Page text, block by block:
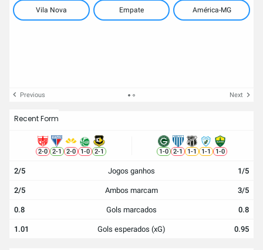
Vila Nova Empate América-MG
Previous Next
Recent Form
2-0 2-1 2-0 1-0 2-1 1-0 2-1 1-1 1-1 1-0
2/5 Jogos ganhos 1/5
2/5 Ambos marcam 3/5
0.8 Gols marcados 0.8
1.01 Gols esperados (xG) 0.95